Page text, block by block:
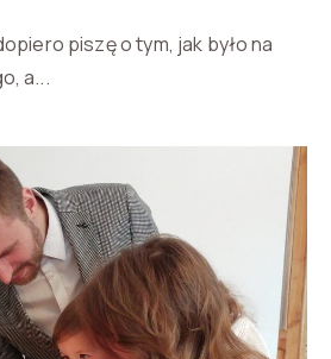
piszę o tym, jak było na
a...